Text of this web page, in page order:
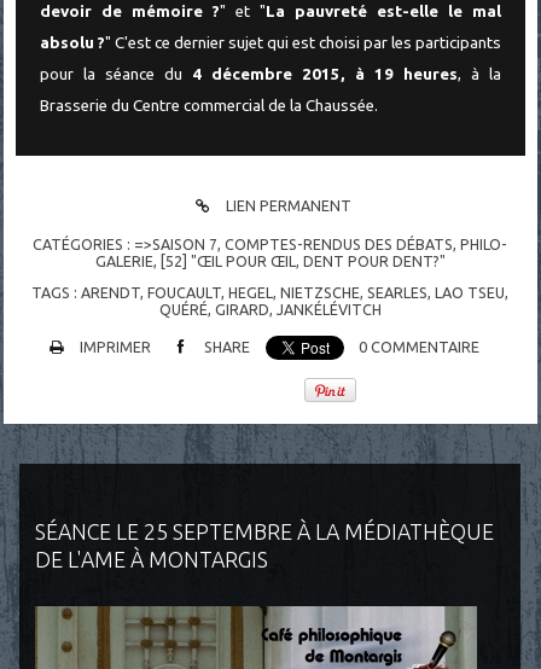
SÉANCE LE 25 SEPTEMBRE À LA MÉDIATHÈQUE
DE L'AME À MONTARGIS
devoir de mémoire ?" et "La pauvreté est-elle le mal
absolu ?" C'est ce dernier sujet qui est choisi par les participants
pour la séance du 4 décembre 2015, à 19 heures, à la
Brasserie du Centre commercial de la Chaussée.
LIEN PERMANENT
CATÉGORIES : =>SAISON 7,COMPTES-RENDUS DES DÉBATS,PHILO-
GALERIE, [52] "ŒIL POUR ŒIL, DENT POUR DENT?"
TAGS :ARENDT,FOUCAULT,HEGEL,NIETZSCHE,SEARLES,LAO TSEU,
QUÉRÉ, GIRARD, JANKÉLÉVITCH
IMPRIMER SHARE 0 COMMENTAIRE